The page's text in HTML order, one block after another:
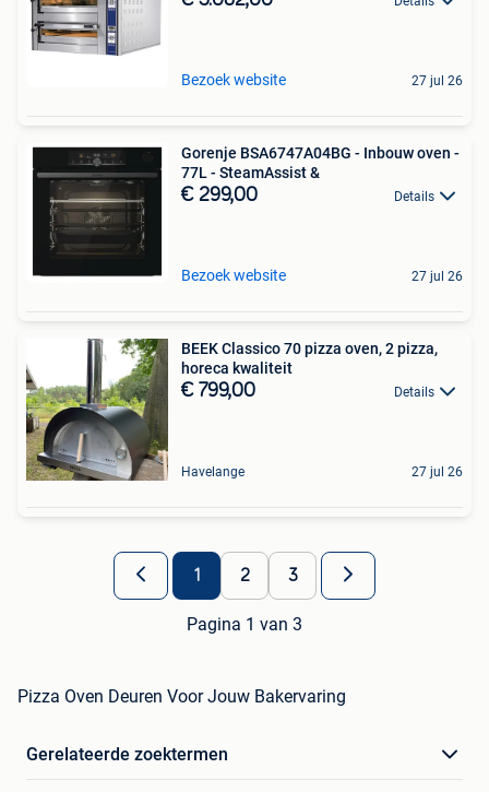
Bezoek website 27 jul 26
Gorenje BSA6747A04BG - Inbouw oven -
77L - SteamAssist &
€ 299,00 Details
Bezoek website 27 jul 26
BEEK Classico 70 pizza oven, 2 pizza,
horeca kwaliteit
€ 799,00 Details
Havelange 27 jul 26
1 2 3
Pagina 1 van 3
Pizza Oven Deuren Voor Jouw Bakervaring
Gerelateerde zoektermen